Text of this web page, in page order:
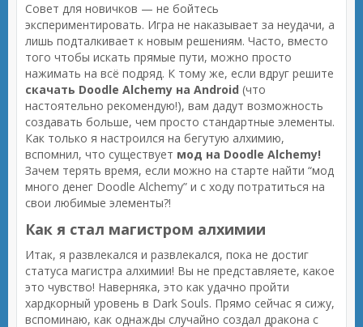
Совет для новичков — не бойтесь
экспериментировать. Игра не наказывает за неудачи, а
лишь подталкивает к новым решениям. Часто, вместо
того чтобы искать прямые пути, можно просто
нажимать на всё подряд. К тому же, если вдруг решите
скачать Doodle Alchemy на Android (что
настоятельно рекомендую!), вам дадут возможность
создавать больше, чем просто стандартные элементы.
Как только я настроился на бегутую алхимию,
вспомнил, что существует мод на Doodle Alchemy!
Зачем терять время, если можно на старте найти “мод
много денег Doodle Alchemy” и с ходу потратиться на
свои любимые элементы?!
Как я стал магистром алхимии
Итак, я развлекался и развлекался, пока не достиг
статуса магистра алхимии! Вы не представляете, какое
это чувство! Наверняка, это как удачно пройти
хардкорный уровень в Dark Souls. Прямо сейчас я сижу,
вспоминаю, как однажды случайно создал дракона с